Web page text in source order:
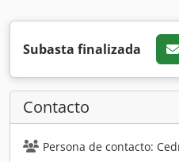
Subasta finalizada
Contacto
Persona de contacto: